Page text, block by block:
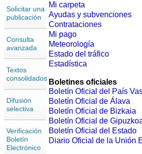
Solicitar una
publicación
Consulta
avanzada
Textos
consolidados
Difusión
selectiva
Verificación
Boletín
Electrónico
Mi carpeta
Ayudas y subvenciones
Contrataciones
Mi pago
Meteorología
Estado del tráfico
Estadística
Boletines oficiales
Boletín Oficial del País
Boletín Oficial de Álava
Boletín Oficial de Bizkaia
Boletín Oficial de
Boletín Oficial del Estado
Diario Oficial de la Unión